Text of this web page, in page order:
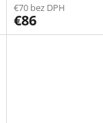
€70 bez DPH
€86